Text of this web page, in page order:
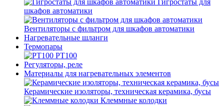
Гигростаты для
шкафов автоматики
Вентиляторы с фильтром для шкафов автоматики
Нагревательные шланги
Термопары
PT100
Регуляторы, реле
Материалы для нагревательных элементов
Керамические изоляторы, техническая керамика, бусы
Клеммные колодки